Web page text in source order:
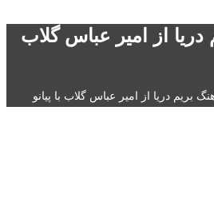
از امیر عباس گلاب
بریم دریا از امیر عباس گلاب با پیانو